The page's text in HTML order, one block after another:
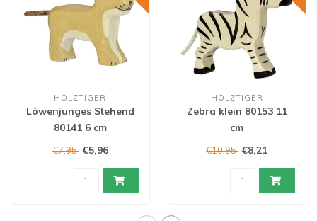
HOLZTIGER
Löwenjunges Stehend
80141 6 cm
€7,95 €5,96
HOLZTIGER
Zebra klein 80153 11
cm
€10,95 €8,21